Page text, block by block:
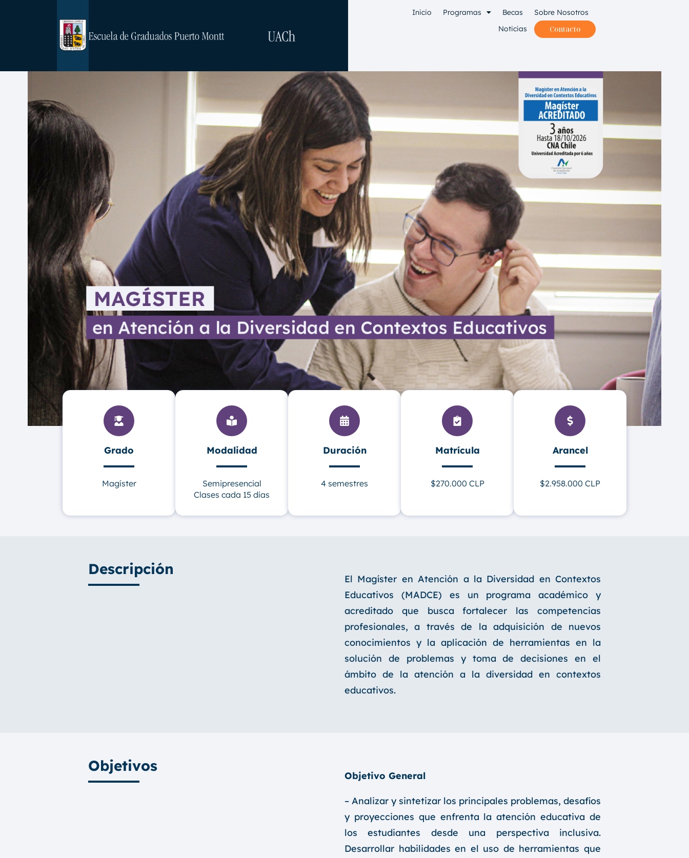
Inicio Programas Becas
Sobre Nosotros
Noticias
Contacto
Grado
Magíster
Modalidad
Semipresencial
Clases cada 15 días
Duración
4 semestres
Matrícula
$270.000 CLP
Arancel
$2.958.000 CLP
Descripción
El Magíster en Atención a la Diversidad en Contextos
Educativos (MADCE) es un programa académico y
acreditado que busca fortalecer las competencias
profesionales, a través de la adquisición de nuevos
conocimientos y la aplicación de herramientas en la
solución de problemas y toma de decisiones en el
ámbito de la atención a la diversidad en contextos
educativos.
Objetivos
Objetivo General
– Analizar y sintetizar los principales problemas, desafíos
y proyecciones que enfrenta la atención educativa de
los estudiantes desde una perspectiva inclusiva.
Desarrollar habilidades en el uso de herramientas que